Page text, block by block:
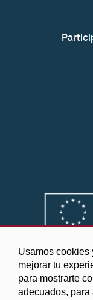
Usamos cookies
mejorar tu
para mostrarte
adecuados, para